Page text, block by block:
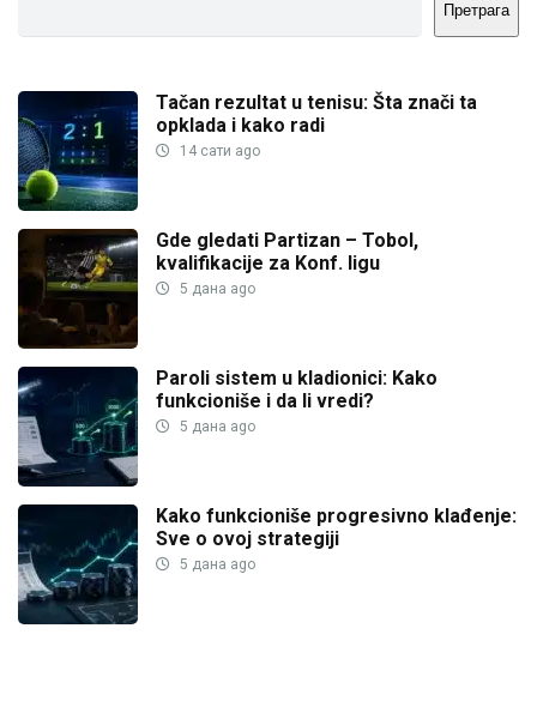
Претрага
Tačan rezultat u tenisu: Šta znači ta
opklada i kako radi
14 сати ago
Gde gledati Partizan – Tobol,
kvalifikacije za Konf. ligu
5 дана ago
Paroli sistem u kladionici: Kako
funkcioniše i da li vredi?
5 дана ago
Kako funkcioniše progresivno klađenje:
Sve o ovoj strategiji
5 дана ago